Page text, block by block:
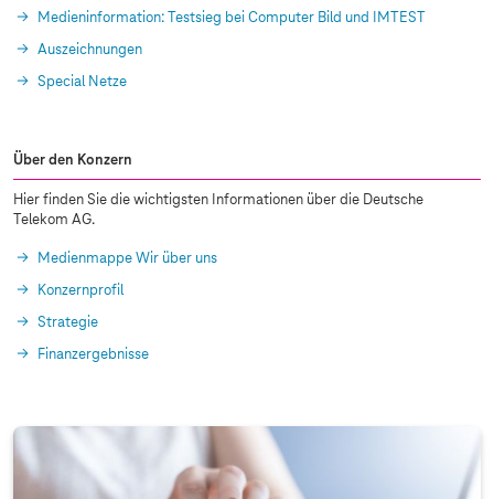
Medieninformation: Testsieg bei Computer Bild und IMTEST
Auszeichnungen
Special Netze
Über den Konzern
Hier finden Sie die wichtigsten Informationen über die Deutsche
Telekom AG.
Medienmappe Wir über uns
Konzernprofil
Strategie
Finanzergebnisse